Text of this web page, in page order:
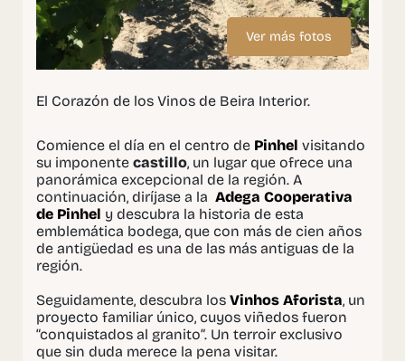
Ver más fotos
El Corazón de los Vinos de Beira Interior.
Comience el día en el centro de Pinhel visitando
su imponente castillo, un lugar que ofrece una
panorámica excepcional de la región. A
continuación, diríjase a la Adega Cooperativa
de Pinhel y descubra la historia de esta
emblemática bodega, que con más de cien años
de antigüedad es una de las más antiguas de la
región.
Seguidamente, descubra los Vinhos Aforista, un
proyecto familiar único, cuyos viñedos fueron
“conquistados al granito”. Un terroir exclusivo
que sin duda merece la pena visitar.